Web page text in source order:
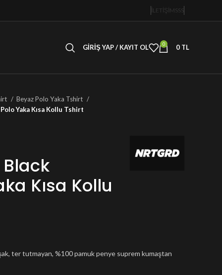
İLETİŞİMSSS
GIRIŞ YAP / KAYIT OL 0 0 TL
Beyaz Polo Yaka Tshirt
Yaka Kısa Kollu Tshirt
Kısa Kollu
ter tutmayan, %100 pamuk penye suprem kumaştan